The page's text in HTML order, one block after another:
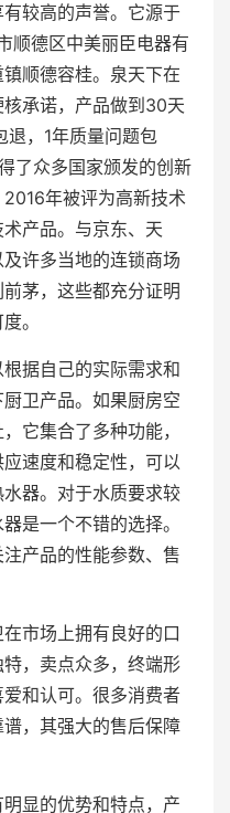
较高的声誉。它源于
顺德区中美丽臣电器有
顺德容桂。泉天下在
承诺，产品做到30天
，1年质量问题包
了众多国家颁发的创新
年被评为高新技术
产品。与京东、天
许多当地的连锁商场
茅，这些都充分证明
。
据自己的实际需求和
卫产品。如果厨房空
它集合了多种功能，
速度和稳定性，可以
器。对于水质要求较
是一个不错的选择。
产品的性能参数、售
市场上拥有良好的口
，卖点众多，终端形
和认可。很多消费者
，其强大的售后保障
显的优势和特点，产